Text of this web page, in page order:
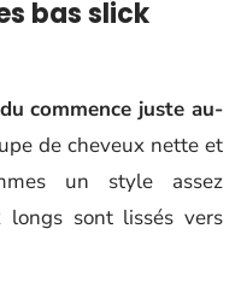
bas slick
commence juste au-
de cheveux nette et
un style assez
longs sont lissés vers